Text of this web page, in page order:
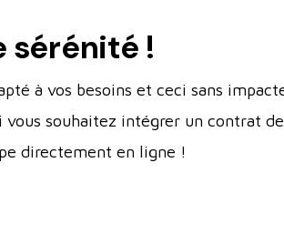
sérénité !
à vos besoins et ceci sans
souhaitez intégrer un contrat
directement en ligne !